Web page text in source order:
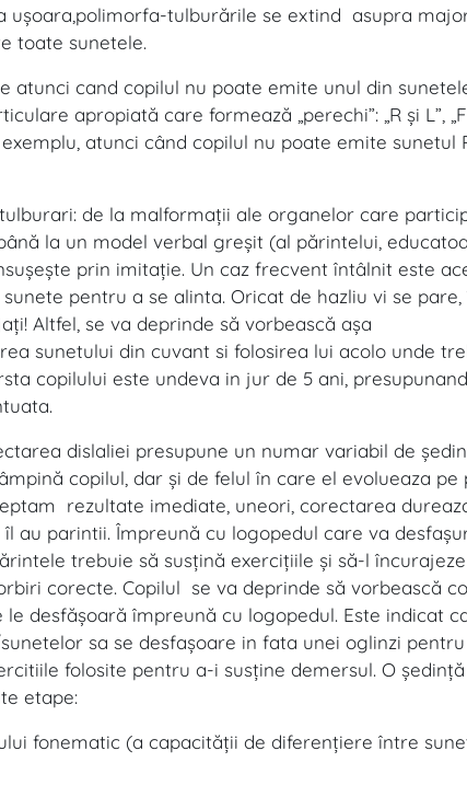
uşoara,polimorfa-tulburările se extind asupra
toate sunetele.
atunci cand copilul nu poate emite unul din
apropiată care formează „perechi”: „R şi L”, „F
exemplu, atunci când copilul nu poate emite sunetul
de la malformaţii ale organelor care
la un model verbal greşit (al părintelui,
prin imitaţie. Un caz frecvent întâlnit este
pentru a se alinta. Oricat de hazliu vi se
Altfel, se va deprinde să vorbească aşa
sunetului din cuvant si folosirea lui acolo unde
copilului este undeva in jur de 5 ani,
dislaliei presupune un numar variabil de
copilul, dar şi de felul în care el evolueaza pe
rezultate imediate, uneori, corectarea
au parintii. Împreună cu logopedul care va
trebuie să susţină exerciţiile şi să-l
corecte. Copilul se va deprinde să vorbească
desfăşoară împreună cu logopedul. Este indicat
sa se desfaşoare in fata unei oglinzi
folosite pentru a-i susţine demersul. O
etape:
fonematic (a capacităţii de diferenţiere între